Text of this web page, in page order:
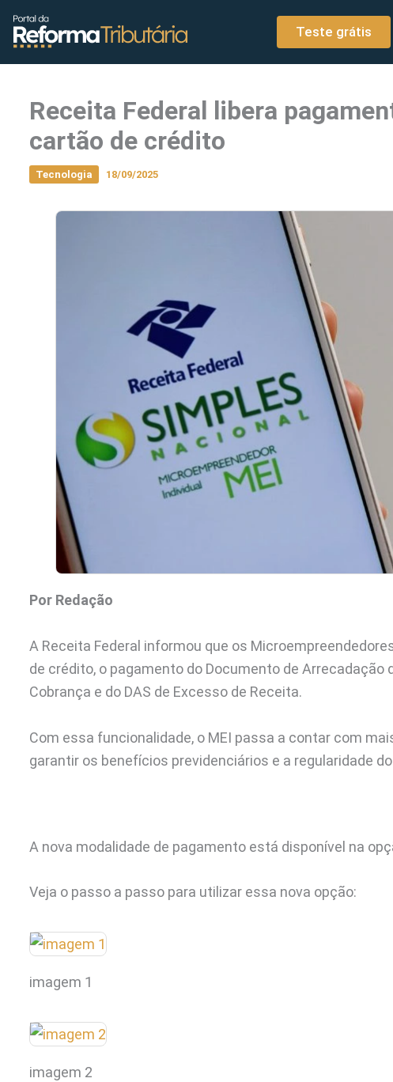
conteúdo
Teste grátis
Receita Federal libera
cartão de crédito
Tecnologia 18/09/2025
Por Redação
A Receita Federal informou que os
de crédito, o pagamento do Documento de Arrecadação
Cobrança e do DAS de Excesso de Receita.
Com essa funcionalidade, o MEI passa a contar com
garantir os benefícios previdenciários e a regularidade
A nova modalidade de pagamento está disponível na
Veja o passo a passo para utilizar essa nova opção:
imagem 1
imagem 2